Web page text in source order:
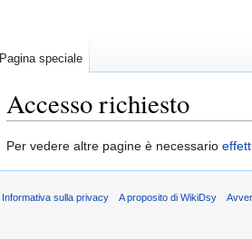
Accesso richiesto
Per vedere altre pagine è necessario
Pagina speciale
Informativa sulla privacy A proposito di WikiDsy